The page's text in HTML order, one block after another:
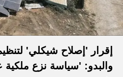
إقرار 'إصلاح شيكلي'
والبدو: 'سياسة نزع ملكية